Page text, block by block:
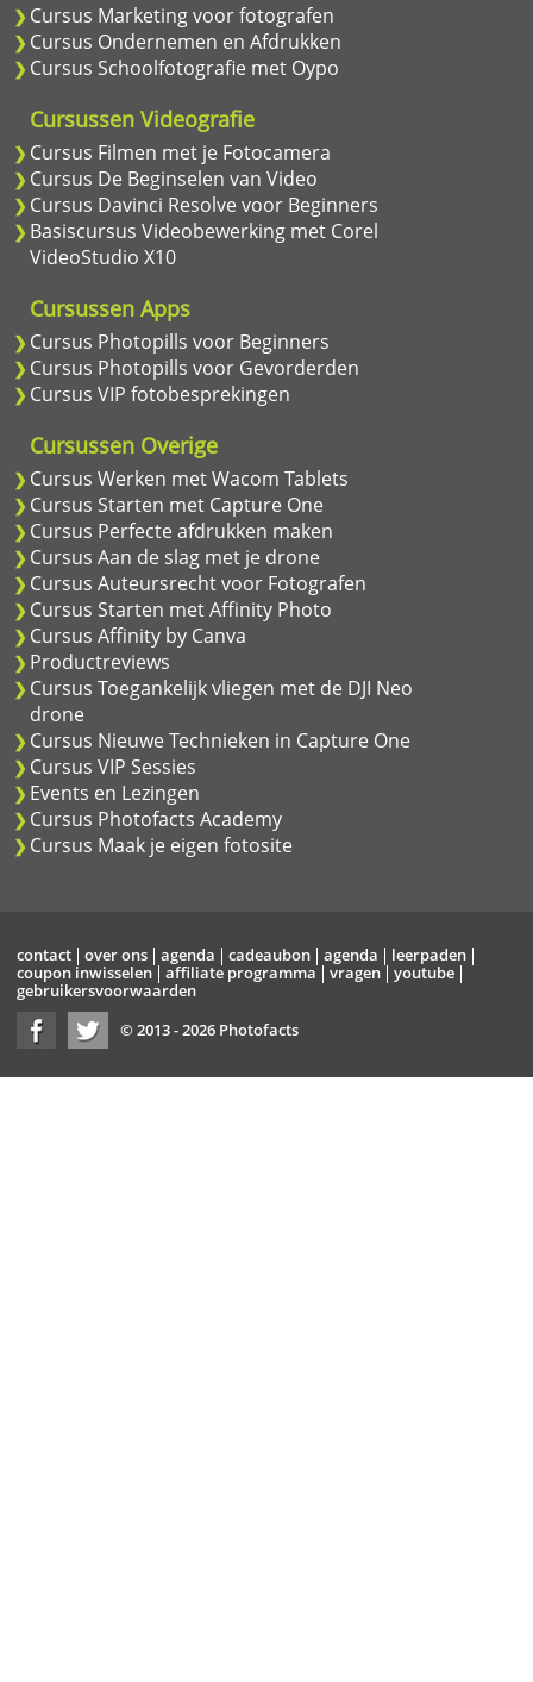
Cursus Marketing voor fotografen
Cursus Ondernemen en Afdrukken
Cursus Schoolfotografie met Oypo
Cursussen Videografie
Cursus Filmen met je Fotocamera
Cursus De Beginselen van Video
Cursus Davinci Resolve voor Beginners
Basiscursus Videobewerking met Corel
VideoStudio X10
Cursussen Apps
Cursus Photopills voor Beginners
Cursus Photopills voor Gevorderden
Cursus VIP fotobesprekingen
Cursussen Overige
Cursus Werken met Wacom Tablets
Cursus Starten met Capture One
Cursus Perfecte afdrukken maken
Cursus Aan de slag met je drone
Cursus Auteursrecht voor Fotografen
Cursus Starten met Affinity Photo
Cursus Affinity by Canva
Productreviews
Cursus Toegankelijk vliegen met de DJI Neo
drone
Cursus Nieuwe Technieken in Capture One
Cursus VIP Sessies
Events en Lezingen
Cursus Photofacts Academy
Cursus Maak je eigen fotosite
contact over ons agenda cadeaubon agenda
leerpaden
coupon inwisselen
affiliate programma vragen
youtube
gebruikersvoorwaarden
© 2013 - 2026 Photofacts